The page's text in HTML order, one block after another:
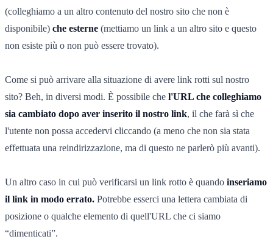
(colleghiamo a un altro contenuto del nostro sito che non è
disponibile) che esterne (mettiamo un link a un altro sito e questo
non esiste più o non può essere trovato).
Come si può arrivare alla situazione di avere link rotti sul nostro
sito? Beh, in diversi modi. È possibile che l'URL che colleghiamo
sia cambiato dopo aver inserito il nostro link, il che farà sì che
l'utente non possa accedervi cliccando (a meno che non sia stata
effettuata una reindirizzazione, ma di questo ne parlerò più avanti).
Un altro caso in cui può verificarsi un link rotto è quando inseriamo
il link in modo errato. Potrebbe esserci una lettera cambiata di
posizione o qualche elemento di quell'URL che ci siamo
“dimenticati”.